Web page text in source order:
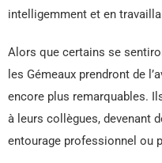
intelligemment et en
Alors que certains se
les Gémeaux prendront de
encore plus remarquables.
à leurs collègues, devenant
entourage professionnel ou